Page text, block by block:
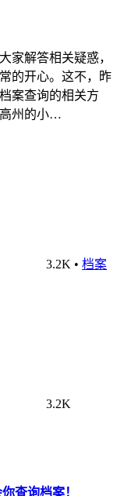
家解答相关疑惑，
的开心。这不，昨
案查询的相关方
州的小…
3.2K • 档案
3.2K
查询档案！